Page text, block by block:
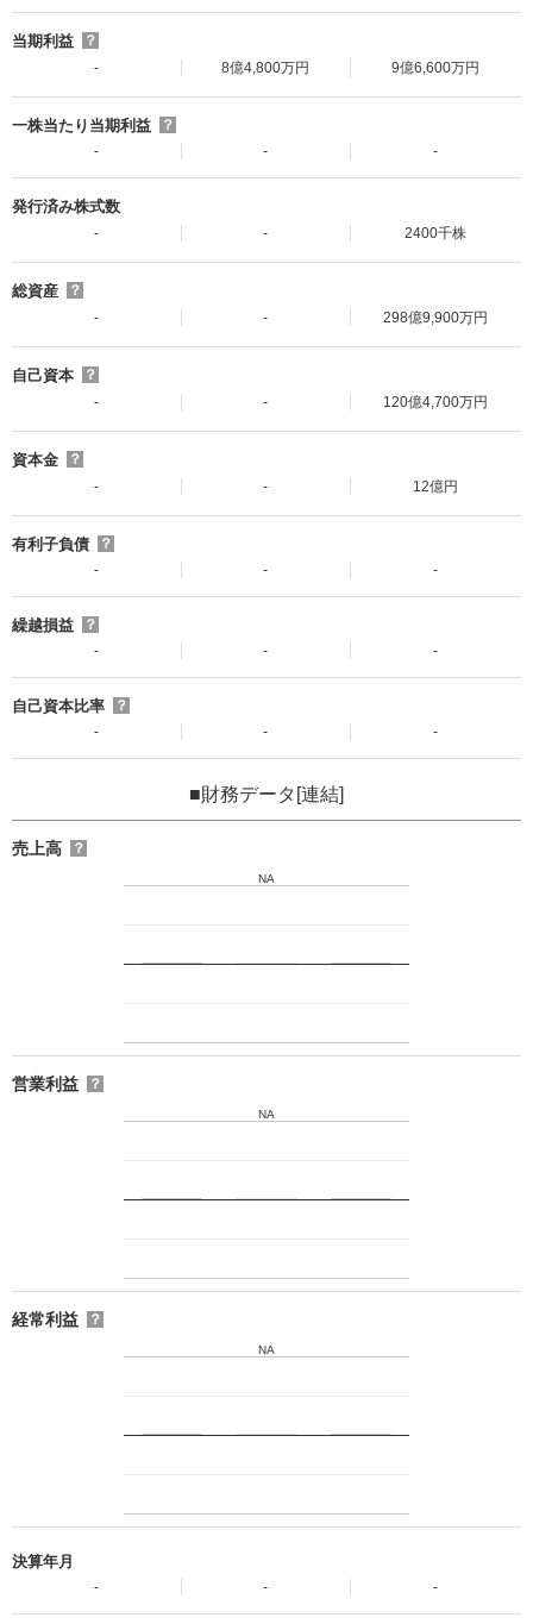
当期利益
？
-
8億4,800万円 9億6,600万円
一株当たり当期利益
？
-
- -
発行済み株式数
- - 2400千株
総資産
？
-
- 298億9,900万円
自己資本
？
-
- 120億4,700万円
資本金
？
-
- 12億円
有利子負債
？
-
- -
繰越損益
？
-
- -
自己資本比率
？
-
- -
■財務データ[連結]
売上高 ？
NA
営業利益 ？
NA
経常利益 ？
NA
決算年月
- - -